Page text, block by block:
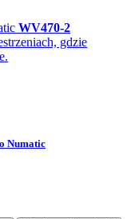
WV470-2
gdzie
Numatic